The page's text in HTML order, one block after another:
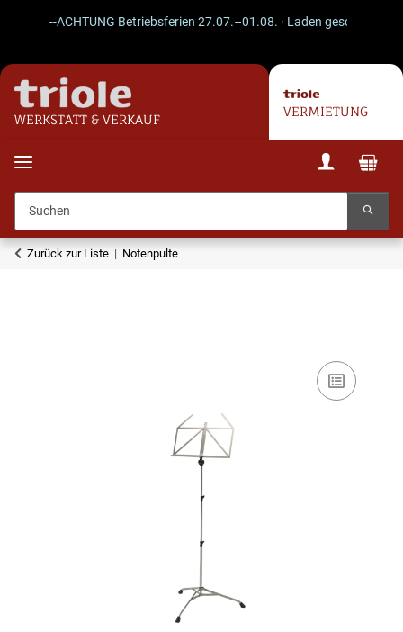
--ACHTUNG Betriebsferien 27.07.–01.08. · Laden geschlossen ·
WERKSTATT & VERKAUF
VERMIETUNG
Zurück zur Liste Notenpulte